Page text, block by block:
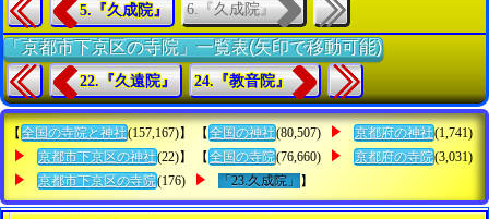
5.『久成院』 6.『久成院』
「京都市下京区の寺院」一覧表(矢印で移動可能)
22.『久遠院』 24.『教音院』
【 全国の寺院と神社(157,167)】 【 全国の神社(80,507) 京都府の神社(1,741)
京都市下京区の神社(22)】 【 全国の寺院(76,660) 京都府の寺院(3,031)
京都市下京区の寺院(176) 「23.久成院」 】